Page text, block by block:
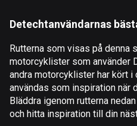
182 rutter
Algeriet
175 rutter
Amerikanska
1 rutt
Detechtanvändarnas
Rutterna som visas på denna
motorcyklister som använder
andra motorcyklister har kört i
användas som inspiration när
Bläddra igenom rutterna
och hitta inspiration till din